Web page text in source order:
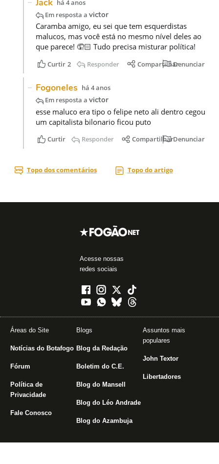
Acesse nossas
redes sociais
Áreas do Site
Notícias do Botafogo
Fórum
Política de
Privacidade
Fale Conosco
Blogs
Blog da Redação
Boletim do C.E.
Blog do Mansell
Blog do Léo Andrade
Blog do Azambuja
Assuntos mais
populares
John Textor
Libertadores